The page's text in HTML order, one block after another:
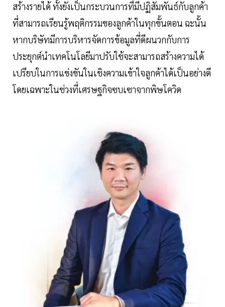
สร้างรายได้ ทั้งยังเป็นกระบวนการที่มีปฏิสัมพันธ์กับลูกค้า
ที่สามารถเรียนรู้พฤติกรรมของลูกค้าในทุกขั้นตอน ฉะนั้น
หากบริษัทมีการบริหารจัดการข้อมูลที่ดีผนวกกับการ
ประยุกต์นำเทคโนโลยีมาปรับใช้จะสามารถสร้างความได้
เปรียบในการแข่งขันในเชิงความเข้าใจลูกค้าได้เป็นอย่างดี
โดยเฉพาะในช่วงที่เศรษฐกิจซบเซาจากพิษโควิด